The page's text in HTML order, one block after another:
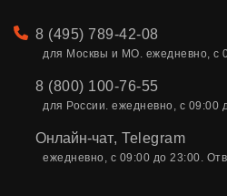
Телефон
8 (495) 789-42-08
для Москвы и МО. ежедневно, с
8 (800) 100-76-55
для России. ежедневно, с 09:00
Онлайн-чат, Telegram
ежедневно, с 09:00 до 23:00.